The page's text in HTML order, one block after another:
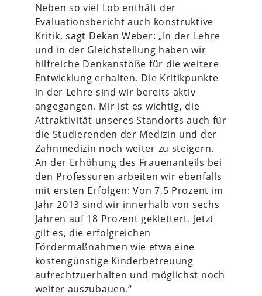
Neben so viel Lob enthält der
Evaluationsbericht auch konstruktive
Kritik, sagt Dekan Weber: „In der Lehre
und in der Gleichstellung haben wir
hilfreiche Denkanstöße für die weitere
Entwicklung erhalten. Die Kritikpunkte
in der Lehre sind wir bereits aktiv
angegangen. Mir ist es wichtig, die
Attraktivität unseres Standorts auch für
die Studierenden der Medizin und der
Zahnmedizin noch weiter zu steigern.
An der Erhöhung des Frauenanteils bei
den Professuren arbeiten wir ebenfalls
mit ersten Erfolgen: Von 7,5 Prozent im
Jahr 2013 sind wir innerhalb von sechs
Jahren auf 18 Prozent geklettert. Jetzt
gilt es, die erfolgreichen
Fördermaßnahmen wie etwa eine
kostengünstige Kinderbetreuung
aufrechtzuerhalten und möglichst noch
weiter auszubauen.“